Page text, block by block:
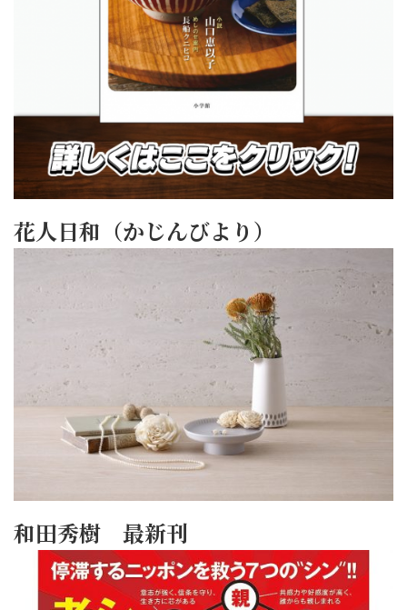
花人日和（かじんびより）
和田秀樹 最新刊